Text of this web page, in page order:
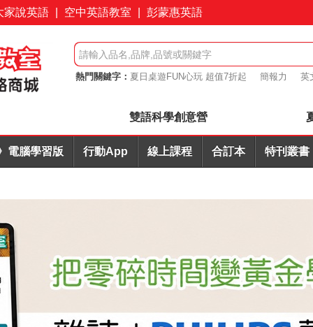
家說英語 空中英語教室 彭蒙惠英語
熱門關鍵字： 夏日桌遊FUN心玩 超值7折起 簡報力 英
雙語科學創意營
電腦學習版 行動App 線上課程 合訂本 特刊叢書